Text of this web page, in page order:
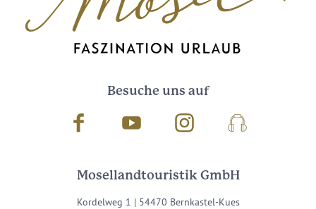
Besuche uns auf
Facebook Youtube InstagramPodcast
Mosellandtouristik GmbH
Kordelweg 1 | 54470 Bernkastel-Kues